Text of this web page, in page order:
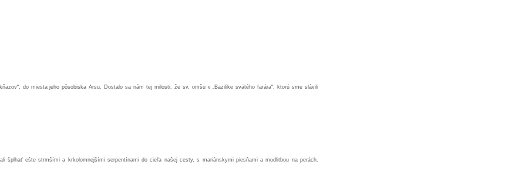
do miesta jeho pôsobiska Arsu. Dostalo sa nám tej milosti, že sv. omšu v „Bazilike svätého farára“, ktorú sme slávili
šplhať ešte strmšími a krkolomnejšími serpentínami do cieľa našej cesty, s mariánskymi piesňami a modlitbou na perách.